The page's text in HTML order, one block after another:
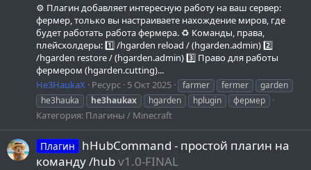
⚙️ Плагин добавляет интересную работу на ваш сервер:
фермер, только вы настраиваете нахождение миров, где
будет работать работа фермера. ♻️ Команды, права,
плейсхолдеры: 1️⃣ /hgarden reload / (hgarden.admin) 2️⃣
/hgarden restore / (hgarden.admin) 3️⃣ Право для работы
фермером (hgarden.cutting)...
He3HaukaX Ресурс 5 Окт 2025 farmer fermer
garden
he3hauka
he3haukax hgarden hplugin фермер
Категория: Плагины / Minecraft
Плагин
hHubCommand - простой плагин на
команду /hubv1.0-FINAL